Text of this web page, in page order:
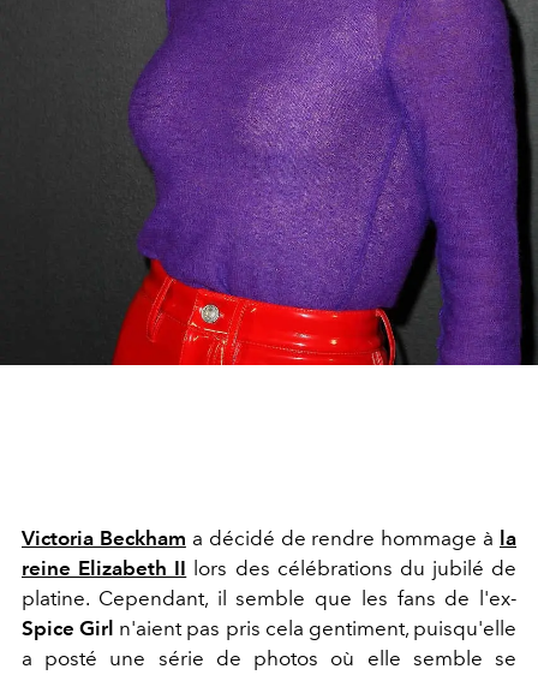
Victoria Beckham a décidé de rendre hommage à la
reine Elizabeth II lors des célébrations du jubilé de
platine. Cependant, il semble que les fans de l'ex-
Spice Girl n'aient pas pris cela gentiment, puisqu'elle
a posté une série de photos où elle semble se